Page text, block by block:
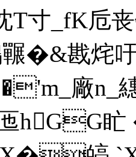
寸_fK卮
�&戡烢
廠n_繐
hGG盳